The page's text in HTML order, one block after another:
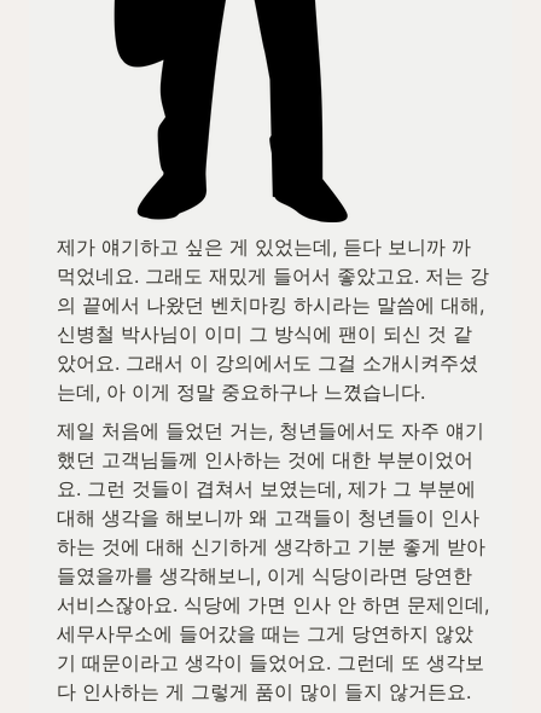
제가 얘기하고 싶은 게 있었는데, 듣다 보니까 까
먹었네요. 그래도 재밌게 들어서 좋았고요. 저는 강
의 끝에서 나왔던 벤치마킹 하시라는 말씀에 대해,
신병철 박사님이 이미 그 방식에 팬이 되신 것 같
았어요. 그래서 이 강의에서도 그걸 소개시켜주셨
는데, 아 이게 정말 중요하구나 느꼈습니다.
제일 처음에 들었던 거는, 청년들에서도 자주 얘기
했던 고객님들께 인사하는 것에 대한 부분이었어
요. 그런 것들이 겹쳐서 보였는데, 제가 그 부분에
대해 생각을 해보니까 왜 고객들이 청년들이 인사
하는 것에 대해 신기하게 생각하고 기분 좋게 받아
들였을까를 생각해보니, 이게 식당이라면 당연한
서비스잖아요. 식당에 가면 인사 안 하면 문제인데,
세무사무소에 들어갔을 때는 그게 당연하지 않았
기 때문이라고 생각이 들었어요. 그런데 또 생각보
다 인사하는 게 그렇게 품이 많이 들지 않거든요.